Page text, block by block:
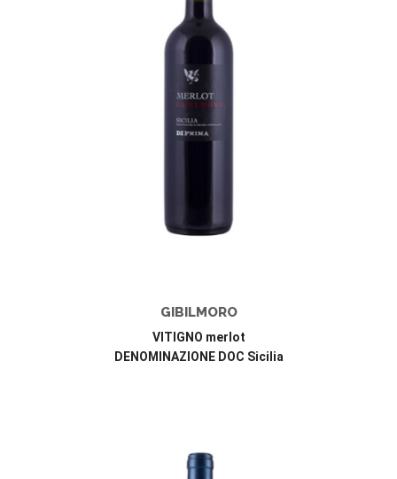
GIBILMORO
VITIGNO merlot
DENOMINAZIONE DOC Sicilia